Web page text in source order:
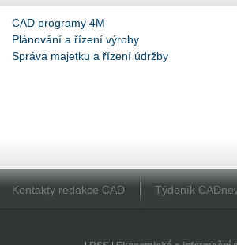
CAD programy 4M
Plánování a řízení výroby
Správa majetku a řízení údržby
Kontakty redakce CAD Týdeník